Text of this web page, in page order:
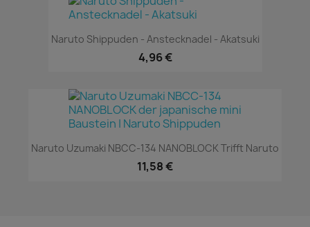
Naruto Shippuden - Anstecknadel - Akatsuki
4,96 €
Naruto Uzumaki NBCC-134 NANOBLOCK Trifft Naruto
11,58 €